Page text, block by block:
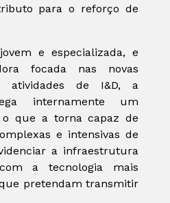
para o reforço de
e especializada, e
focada nas novas
atividades de I&D, a
internamente um
o que a torna capaz de
e intensivas de
a infraestrutura
a tecnologia mais
pretendam transmitir